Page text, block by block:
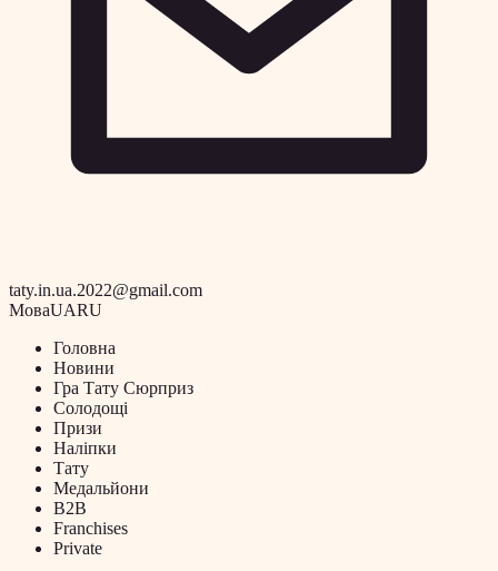
taty.in.ua.2022@gmail.com
МоваUARU
Головна
Новини
Гра Тату Сюрприз
Солодощі
Призи
Наліпки
Тату
Медальйони
B2B
Franchises
Private